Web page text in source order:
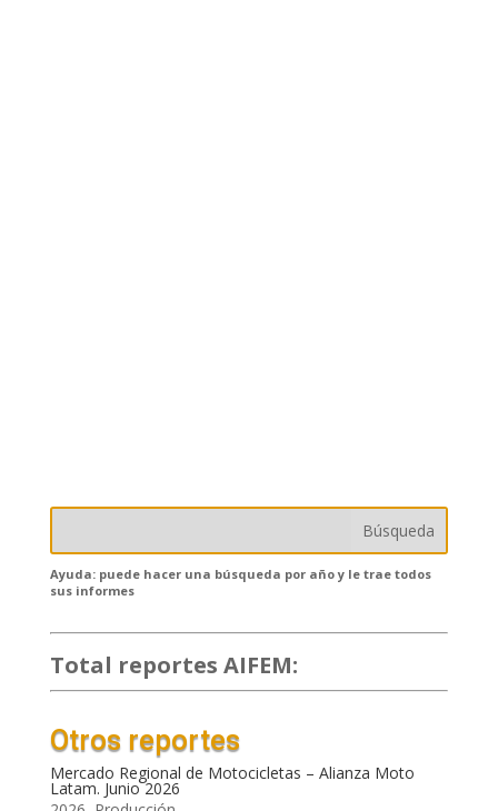
Ayuda: puede hacer una búsqueda por año y le trae todos
sus informes
Total reportes AIFEM:
Otros reportes
Mercado Regional de Motocicletas – Alianza Moto
Latam. Junio 2026